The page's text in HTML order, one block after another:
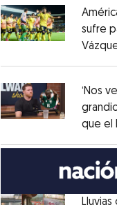
Opens in new
sufre
Opens in new
‘Nos
que el